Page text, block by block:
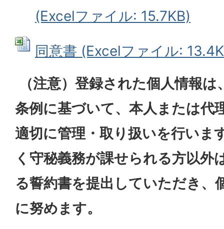
(Excelファイル: 15.7KB)
同意書 (Excelファイル:
（注意）登録された個人情報
条例に基づいて、本人または代
適切に管理・取り扱いを行いま
く守秘義務が課せられる方以外
る誓約書を提出していただき、
に努めます。